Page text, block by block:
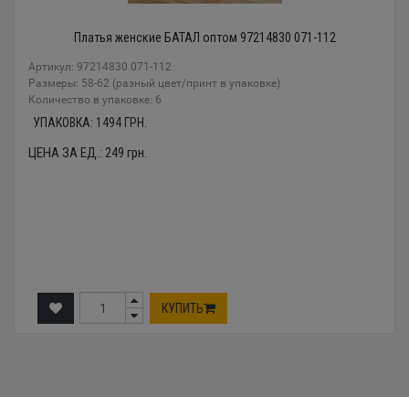
Платья женские БАТАЛ оптом 97214830 071-112
Артикул: 97214830 071-112
Размеры: 58-62 (разный цвет/принт в упаковке)
Количество в упаковке: 6
УПАКОВКА: 1494 ГРН.
ЦЕНА ЗА ЕД.: 249 грн.
КУПИТЬ